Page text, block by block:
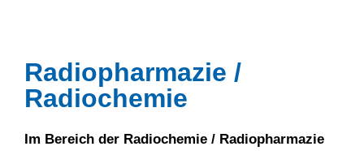
Radiopharmazie /
Radiochemie
Im Bereich der Radiochemie / Radiopharmazie